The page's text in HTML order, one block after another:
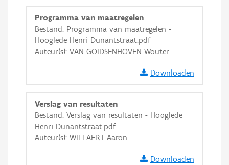
i
+ −
Basis Lagen
OSM-Basiskaart
Programma van maatregelen
Bestand: Programma van maatregelen -
Hooglede Henri Dunantstraat.pdf
Auteur(s): VAN GOIDSENHOVEN Wouter
Downloaden
Verslag van resultaten
Bestand: Verslag van resultaten - Hooglede
Henri Dunantstraat.pdf
Auteur(s): WILLAERT Aaron
Downloaden